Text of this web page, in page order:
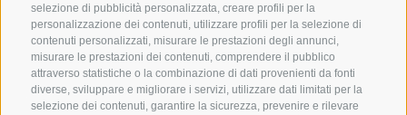
selezione di pubblicità personalizzata, creare profili per la
personalizzazione dei contenuti, utilizzare profili per la selezione di
contenuti personalizzati, misurare le prestazioni degli annunci,
misurare le prestazioni dei contenuti, comprendere il pubblico
attraverso statistiche o la combinazione di dati provenienti da fonti
diverse, sviluppare e migliorare i servizi, utilizzare dati limitati per la
selezione dei contenuti, garantire la sicurezza, prevenire e rilevare
CONTATTO
Federazione Prov.le Allevatori Trento
Via delle Bettine, 40 - 38121 Trento